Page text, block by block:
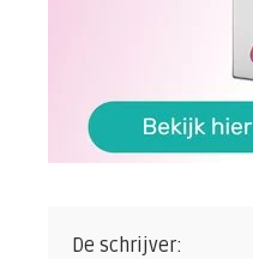
De schrijver: